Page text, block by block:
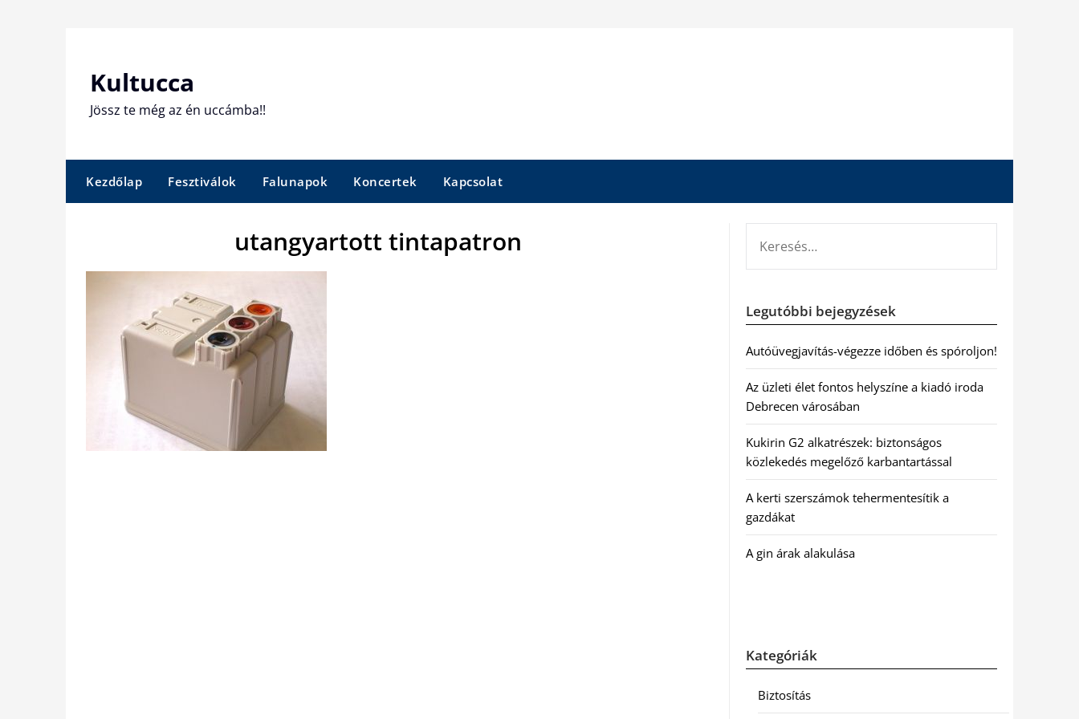
Kultucca
Jössz te még az én uccámba!!
Kezdőlap Fesztiválok Falunapok Koncertek Kapcsolat
utangyartott tintapatron
Legutóbbi bejegyzések
Autóüvegjavítás-végezze időben és spóroljon!
Az üzleti élet fontos helyszíne a kiadó iroda
Debrecen városában
Kukirin G2 alkatrészek: biztonságos
közlekedés megelőző karbantartással
A kerti szerszámok tehermentesítik a
gazdákat
A gin árak alakulása
Kategóriák
Biztosítás